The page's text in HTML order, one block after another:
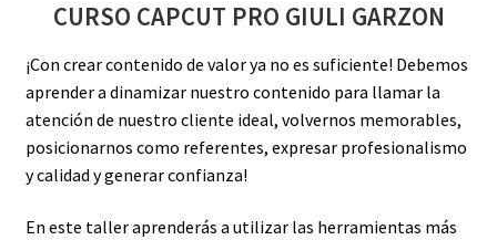
CURSO CAPCUT PRO GIULI GARZON
¡Con crear contenido de valor ya no es suficiente! Debemos
aprender a dinamizar nuestro contenido para llamar la
atención de nuestro cliente ideal, volvernos memorables,
posicionarnos como referentes, expresar profesionalismo
y calidad y generar confianza!
En este taller aprenderás a utilizar las herramientas más